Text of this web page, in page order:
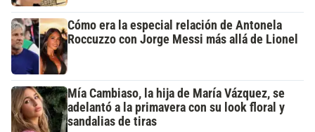
Cómo era la especial relación de Antonela
Roccuzzo con Jorge Messi más allá de Lionel
Mía Cambiaso, la hija de María Vázquez, se
adelantó a la primavera con su look floral y
sandalias de tiras